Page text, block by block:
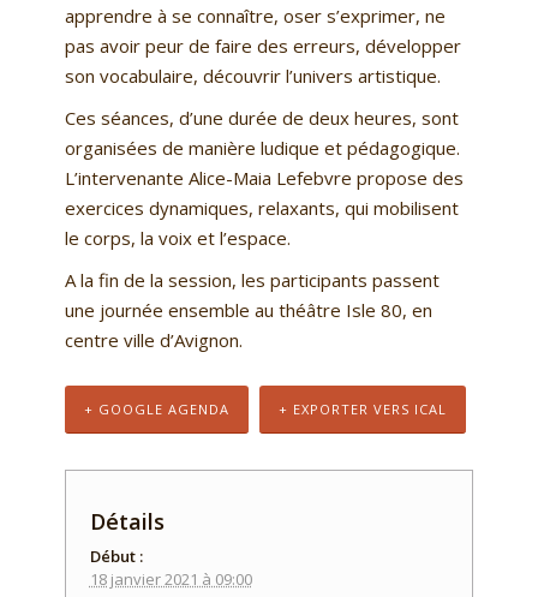
apprendre à se connaître, oser s’exprimer, ne
pas avoir peur de faire des erreurs, développer
son vocabulaire, découvrir l’univers artistique.
Ces séances, d’une durée de deux heures, sont
organisées de manière ludique et pédagogique.
L’intervenante Alice-Maia Lefebvre propose des
exercices dynamiques, relaxants, qui mobilisent
le corps, la voix et l’espace.
A la fin de la session, les participants passent
une journée ensemble au théâtre Isle 80, en
centre ville d’Avignon.
+ GOOGLE AGENDA + EXPORTER VERS ICAL
Détails
Début :
18 janvier 2021 à 09:00